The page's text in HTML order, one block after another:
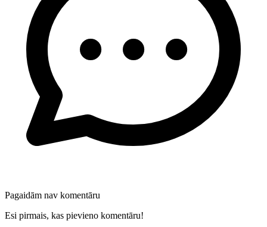
Pagaidām nav komentāru
Esi pirmais, kas pievieno komentāru!